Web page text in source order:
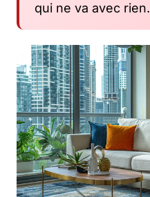
qui ne va avec rien.